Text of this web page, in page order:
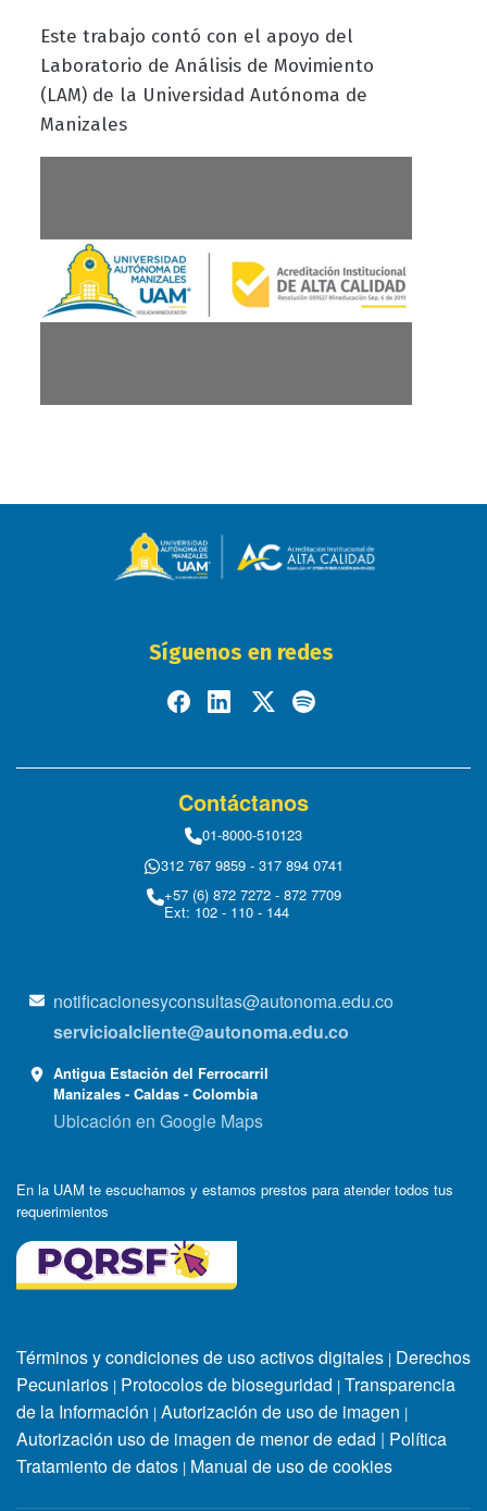
Este trabajo contó con el apoyo del
Laboratorio de Análisis de Movimiento
(LAM) de la Universidad Autónoma de
Manizales
Síguenos en redes
Contáctanos
01-8000-510123
312 767 9859 - 317 894 0741
+57 (6) 872 7272 - 872 7709
Ext: 102 - 110 - 144
notificacionesyconsultas@autonoma.edu.co
servicioalcliente@autonoma.edu.co
Antigua Estación del Ferrocarril
Manizales - Caldas - Colombia
Ubicación en Google Maps
En la UAM te escuchamos y estamos prestos para atender todos tus
requerimientos
Términos y condiciones de uso activos digitales | Derechos
Pecuniarios | Protocolos de bioseguridad | Transparencia
de la Información | Autorización de uso de imagen |
Autorización uso de imagen de menor de edad | Política
Tratamiento de datos | Manual de uso de cookies